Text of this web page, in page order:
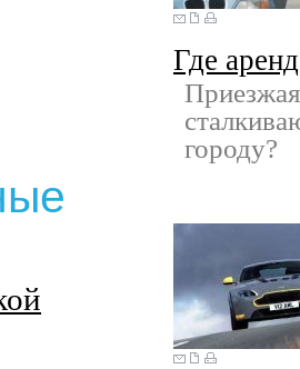
Где
городу?